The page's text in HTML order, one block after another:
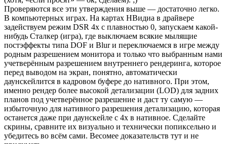
Проверяются все эти утверждения выше — достаточно легко.
В компьютерных играх. На картах НВидиа в драйвере
задействуем режим DSR 4x с плавностью 0, запускаем какой-
нибудь Сталкер (игра), где выключаем всякие мылящие
постэффекты типа DOF и Blur и переключаемся в игре между
родным разрешением монитора и только что выбранным нами
учетверённым разрешением внутреннего рендеринга, которое
перед выводом на экран, понятно, автоматически
даунскейлится в кадровом буфере до нативного. При этом,
именно рендер более высокой детализации (LOD) для задних
планов под учетверённое разрешение и даст ту самую —
избыточную для нативного разрешения детализацию, которая
останется даже при даунскейле с 4х в нативное. Сделайте
скрины, сравните их визуально и технически попиксельно и
убедитесь во всём сами. Весомее доказательств тут и не